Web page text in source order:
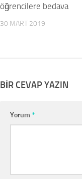
öğrencilere bedava
30 MART 2019
BIR CEVAP YAZIN
Yorum *